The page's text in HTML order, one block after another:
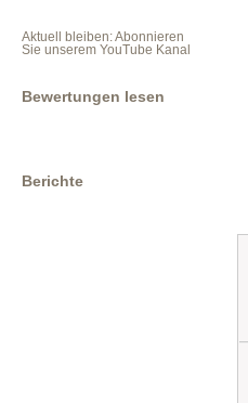
Aktuell bleiben: Abonnieren
Sie unserem YouTube Kanal
Bewertungen lesen
Berichte